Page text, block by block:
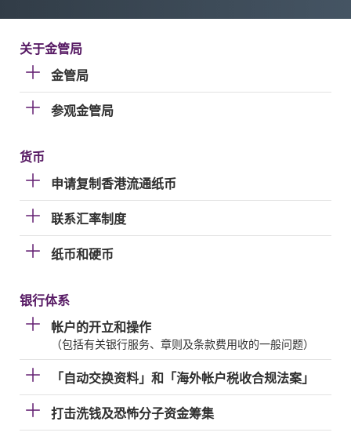
关于金管局
金管局
参观金管局
货币
申请复制香港流通纸币
联系汇率制度
纸币和硬币
银行体系
帐户的开立和操作
（包括有关银行服务、章则及条款费用收的一般问题）
「自动交换资料」和「海外帐户税收合规法案」
打击洗钱及恐怖分子资金筹集